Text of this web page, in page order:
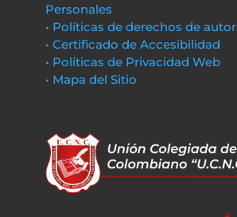
Personales
• Políticas de derechos de autor
• Certificado de Accesibilidad
• Políticas de Privacidad Web
• Mapa del Sitio